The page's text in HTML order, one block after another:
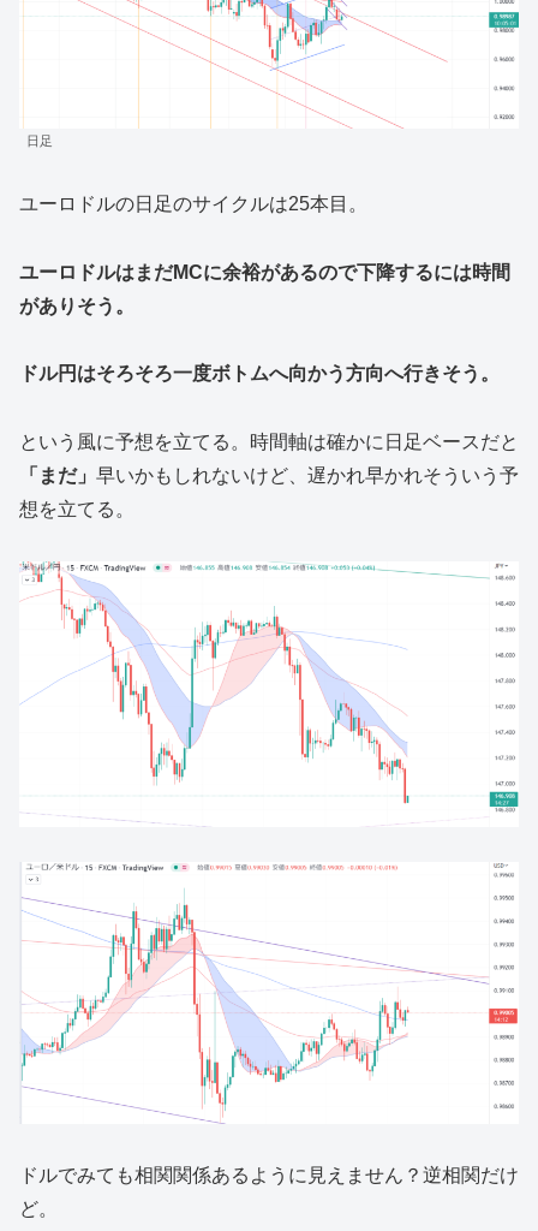
日足
ユーロドルの日足のサイクルは25本目。
ユーロドルはまだMCに余裕があるので下降するには時間
がありそう。
ドル円はそろそろ一度ボトムへ向かう方向へ行きそう。
という風に予想を立てる。時間軸は確かに日足ベースだと
「まだ」 早いかもしれないけど、遅かれ早かれそういう予
想を立てる。
ドルでみても相関関係あるように見えません？逆相関だけ
ど。